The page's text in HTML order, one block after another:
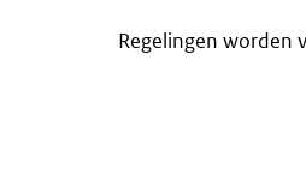
Regelingen worden